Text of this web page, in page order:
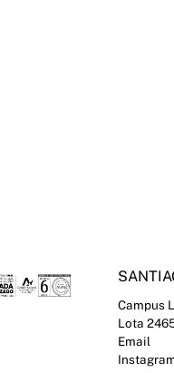
Campus
Lota
Email